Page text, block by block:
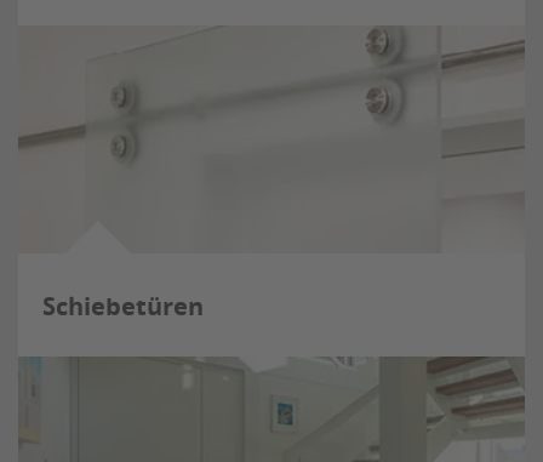
Schiebetüren